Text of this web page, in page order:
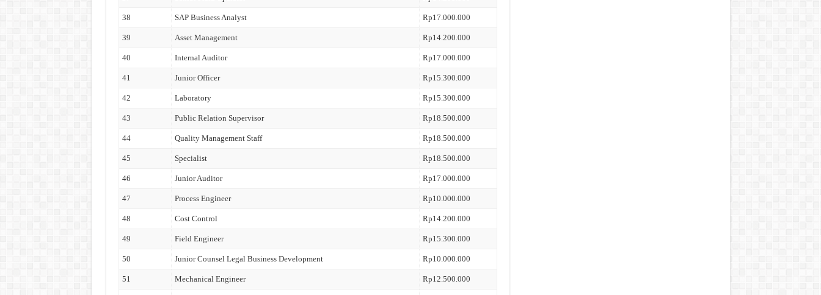
38 SAP Business Analyst Rp17.000.000
39 Asset Management Rp14.200.000
40 Internal Auditor Rp17.000.000
41 Junior Officer Rp15.300.000
42 Laboratory Rp15.300.000
43 Public Relation Supervisor Rp18.500.000
44 Quality Management Staff Rp18.500.000
45 Specialist Rp18.500.000
46 Junior Auditor Rp17.000.000
47 Process Engineer Rp10.000.000
48 Cost Control Rp14.200.000
49 Field Engineer Rp15.300.000
50 Junior Counsel Legal Business Development Rp10.000.000
51 Mechanical Engineer Rp12.500.000